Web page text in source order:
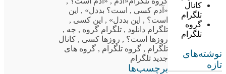
کانال
تلگرام
گروه
تلگرام
نوشته‌های
تازه
«آدم کسی , است؟ بددل» , این
است؟ , این بددل» , این کسی ,
تلگرام دانلود , تلگرام گروه , چه ,
روزها است؟ , روزها کسی , کانال
تلگرام , گروه تلگرام , گروه های
جدید تلگرام
برچسب‌ها